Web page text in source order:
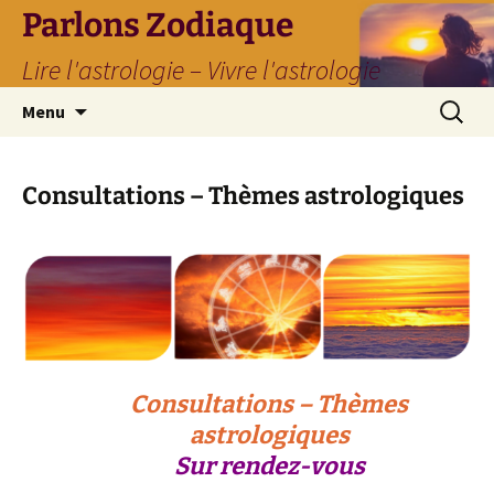
Parlons Zodiaque
Lire l'astrologie – Vivre l'astrologie
Menu
Consultations – Thèmes astrologiques
Consultations – Thèmes
astrologiques
Sur rendez-vous